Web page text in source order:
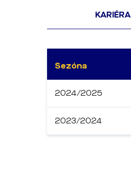
KARIÉRA
Sezóna
2024/2025
2023/2024